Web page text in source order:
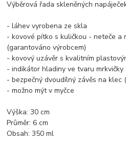
Výběrová řada skleněných
- láhev vyrobena ze skla
- kovové pítko s kuličkou - neteče a
(garantováno výrobcem)
- kovový uzávěr s kvalitním
- indikátor hladiny ve tvaru
- bezpečný dvoudílný závěs na klec
- možno mýt v myčce
Výška: 30 cm
Průměr: 6 cm
Obsah: 350 ml